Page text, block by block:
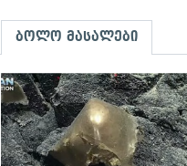
ბოლო მასალები